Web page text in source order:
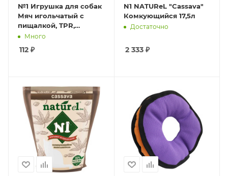
№1 Игрушка для собак
Мяч игольчатый с
пищалкой, TPR,
красная, 5см, 1*120шт
Много
112 ₽
N1 NATUReL "Cassava"
Комкующийся 17,5л
Достаточно
2 333₽